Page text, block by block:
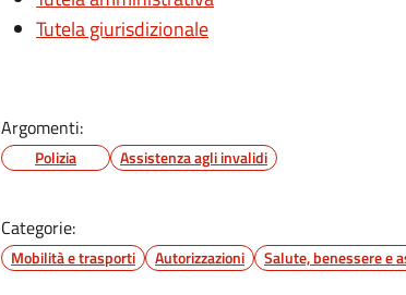
Tutela giurisdizionale
Argomenti:
Polizia Assistenza agli invalidi
Categorie:
Mobilità e trasporti Autorizzazioni Salute, benessere e